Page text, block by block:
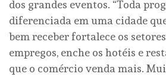
dos grandes eventos. “Toda
diferenciada em uma cidade
bem receber fortalece os
empregos, enche os hotéis e
que o comércio venda mais.